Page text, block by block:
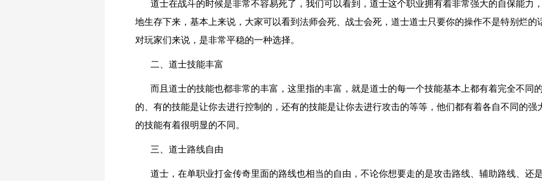
道士在战斗的时候是非常不容易死了，我们可以看到，道士这个职业拥有着非常强大的自保能力
地生存下来，基本上来说，大家可以看到法师会死、战士会死，道士道士只要你的操作不是特别烂
对玩家们来说，是非常平稳的一种选择。
二、道士技能丰富
而且道士的技能也都非常的丰富，这里指的丰富，就是道士的每一个技能基本上都有着完全不同
的、有的技能是让你去进行控制的，还有的技能是让你去进行攻击的等等，他们都有着各自不同的
的技能有着很明显的不同。
三、道士路线自由
道士，在单职业打金传奇里面的路线也相当的自由，不论你想要走的是攻击路线、辅助路线、还